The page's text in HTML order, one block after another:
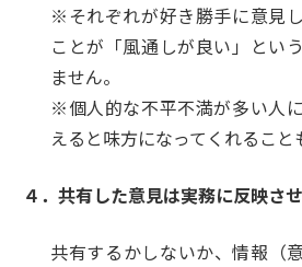
※それぞれが好き勝手に意見
ことが「風通しが良い」とい
ません。
※個人的な不平不満が多い人
えると味方になってくれること
４．共有した意見は実務に反映さ
共有するかしないか、情報（